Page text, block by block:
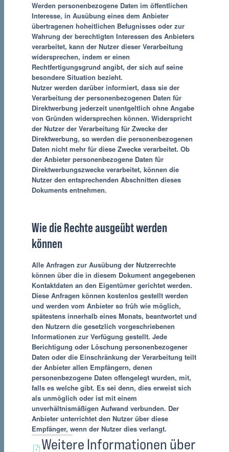
Werden personenbezogene Daten im öffentlichen
Interesse, in Ausübung eines dem Anbieter
übertragenen hoheitlichen Befugnisses oder zur
Wahrung der berechtigten Interessen des Anbieters
verarbeitet, kann der Nutzer dieser Verarbeitung
widersprechen, indem er einen
Rechtfertigungsgrund angibt, der sich auf seine
besondere Situation bezieht.
Nutzer werden darüber informiert, dass sie der
Verarbeitung der personenbezogenen Daten für
Direktwerbung jederzeit unentgeltlich ohne Angabe
von Gründen widersprechen können. Widerspricht
der Nutzer der Verarbeitung für Zwecke der
Direktwerbung, so werden die personenbezogenen
Daten nicht mehr für diese Zwecke verarbeitet. Ob
der Anbieter personenbezogene Daten für
Direktwerbungszwecke verarbeitet, können die
Nutzer den entsprechenden Abschnitten dieses
Dokuments entnehmen.
Wie die Rechte ausgeübt werden
können
Alle Anfragen zur Ausübung der Nutzerrechte
können über die in diesem Dokument angegebenen
Kontaktdaten an den Eigentümer gerichtet werden.
Diese Anfragen können kostenlos gestellt werden
und werden vom Anbieter so früh wie möglich,
spätestens innerhalb eines Monats, beantwortet und
den Nutzern die gesetzlich vorgeschriebenen
Informationen zur Verfügung gestellt. Jede
Berichtigung oder Löschung personenbezogener
Daten oder die Einschränkung der Verarbeitung teilt
der Anbieter allen Empfängern, denen
personenbezogene Daten offengelegt wurden, mit,
falls es welche gibt. Es sei denn, dies erweist sich
als unmöglich oder ist mit einem
unverhältnismäßigen Aufwand verbunden. Der
Anbieter unterrichtet den Nutzer über diese
Empfänger, wenn der Nutzer dies verlangt.
Weitere Informationen über